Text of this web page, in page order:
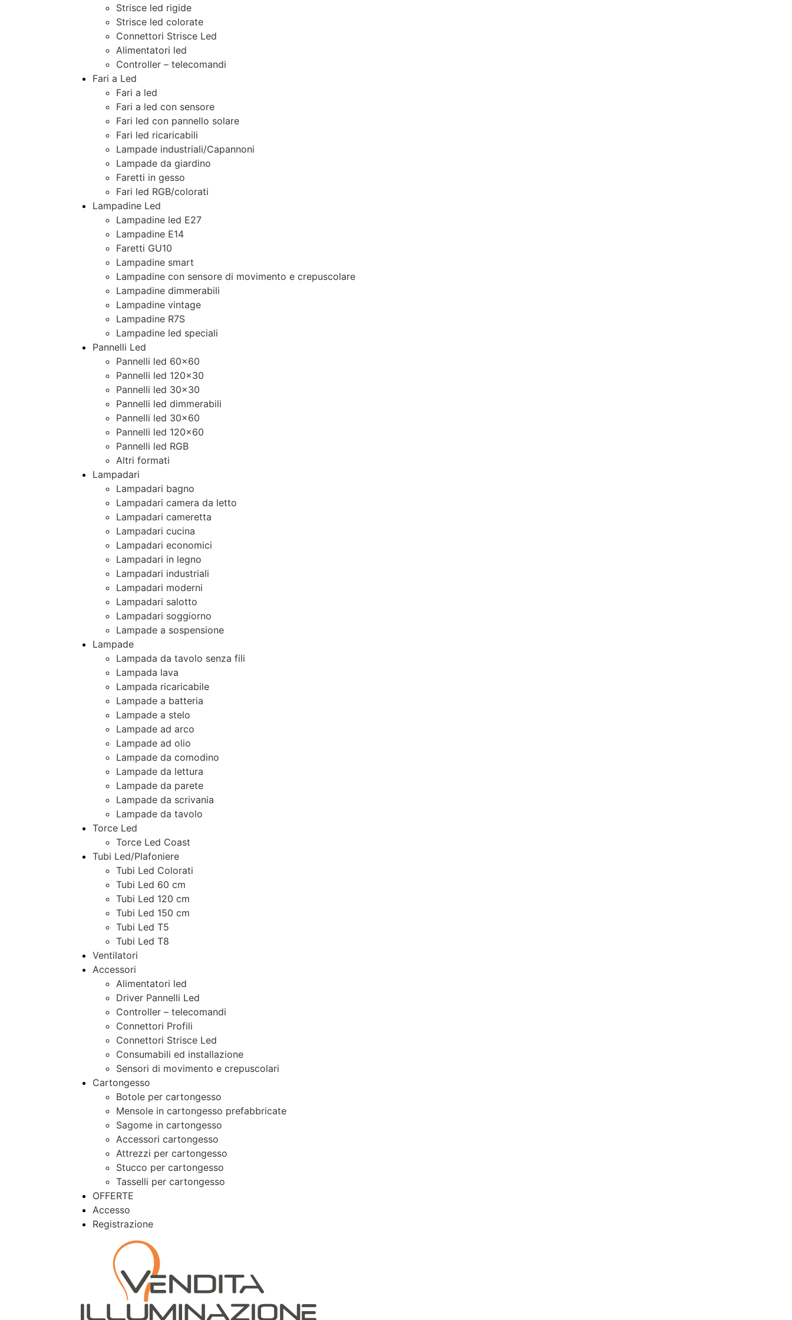
Strisce led rigide
Strisce led colorate
Connettori Strisce Led
Alimentatori led
Controller – telecomandi
Fari a Led
Fari a led
Fari a led con sensore
Fari led con pannello solare
Fari led ricaricabili
Lampade industriali/Capannoni
Lampade da giardino
Faretti in gesso
Fari led RGB/colorati
Lampadine Led
Lampadine led E27
Lampadine E14
Faretti GU10
Lampadine smart
Lampadine con sensore di movimento e crepuscolare
Lampadine dimmerabili
Lampadine vintage
Lampadine R7S
Lampadine led speciali
Pannelli Led
Pannelli led 60×60
Pannelli led 120×30
Pannelli led 30×30
Pannelli led dimmerabili
Pannelli led 30×60
Pannelli led 120×60
Pannelli led RGB
Altri formati
Lampadari
Lampadari bagno
Lampadari camera da letto
Lampadari cameretta
Lampadari cucina
Lampadari economici
Lampadari in legno
Lampadari industriali
Lampadari moderni
Lampadari salotto
Lampadari soggiorno
Lampade a sospensione
Lampade
Lampada da tavolo senza fili
Lampada lava
Lampada ricaricabile
Lampade a batteria
Lampade a stelo
Lampade ad arco
Lampade ad olio
Lampade da comodino
Lampade da lettura
Lampade da parete
Lampade da scrivania
Lampade da tavolo
Torce Led
Torce Led Coast
Tubi Led/Plafoniere
Tubi Led Colorati
Tubi Led 60 cm
Tubi Led 120 cm
Tubi Led 150 cm
Tubi Led T5
Tubi Led T8
Ventilatori
Accessori
Alimentatori led
Driver Pannelli Led
Controller – telecomandi
Connettori Profili
Connettori Strisce Led
Consumabili ed installazione
Sensori di movimento e crepuscolari
Cartongesso
Botole per cartongesso
Mensole in cartongesso prefabbricate
Sagome in cartongesso
Accessori cartongesso
Attrezzi per cartongesso
Stucco per cartongesso
Tasselli per cartongesso
OFFERTE
Accesso
Registrazione